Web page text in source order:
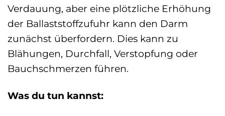
Verdauung, aber eine plötzliche Erhöhung
der Ballaststoffzufuhr kann den Darm
zunächst überfordern. Dies kann zu
Blähungen, Durchfall, Verstopfung oder
Bauchschmerzen führen.
Was du tun kannst: